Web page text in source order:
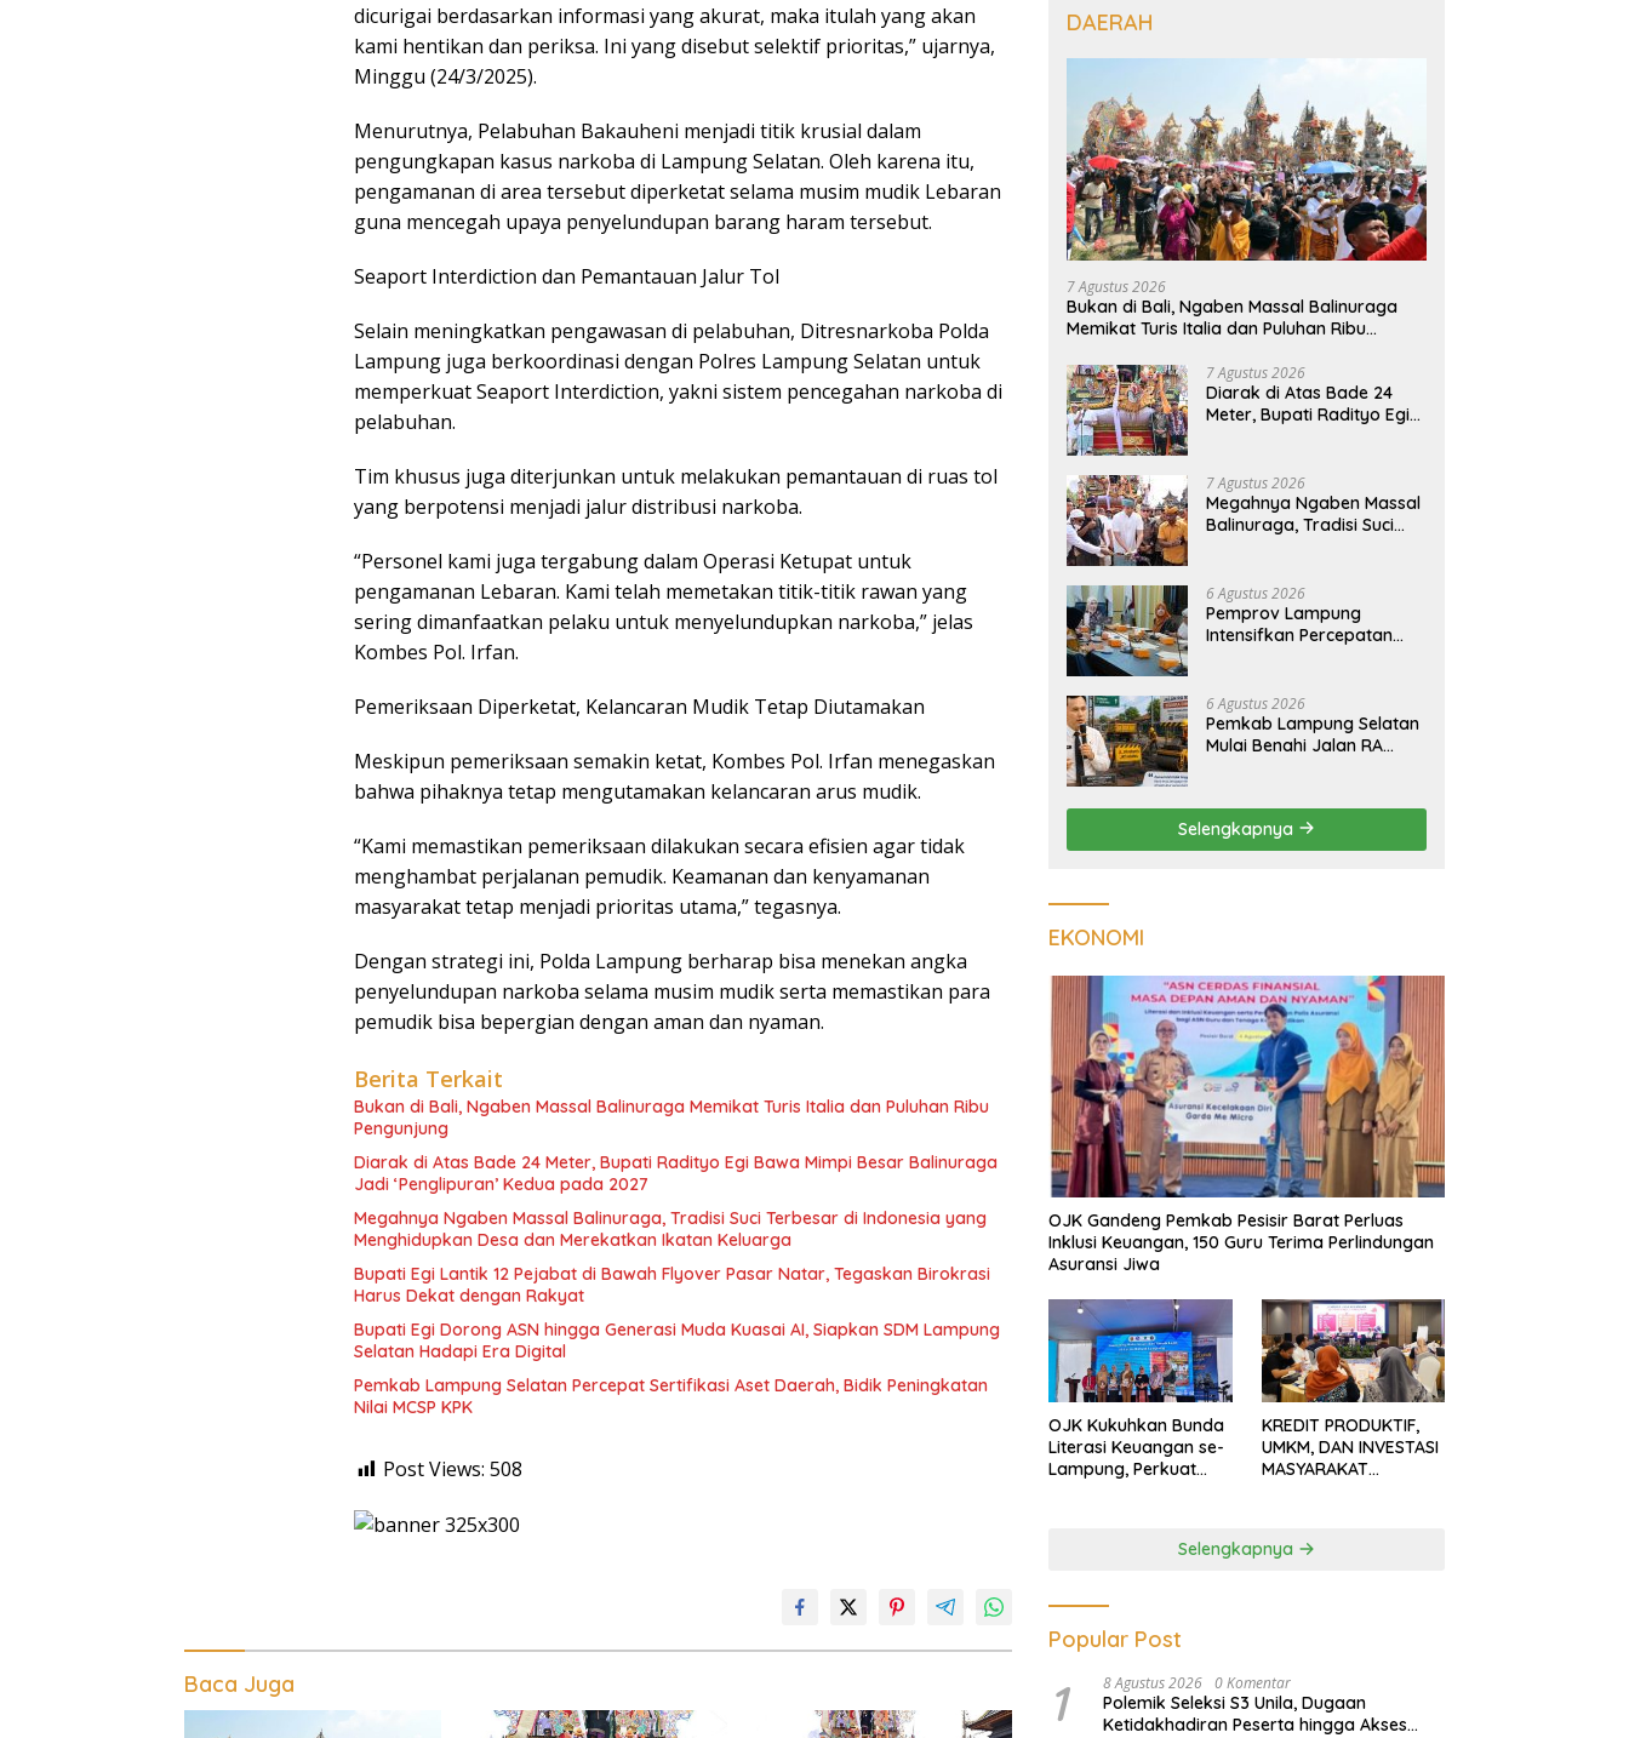
dicurigai berdasarkan informasi yang akurat, maka itulah yang akan
kami hentikan dan periksa. Ini yang disebut selektif prioritas,” ujarnya,
Minggu (24/3/2025).
Menurutnya, Pelabuhan Bakauheni menjadi titik krusial dalam
pengungkapan kasus narkoba di Lampung Selatan. Oleh karena itu,
pengamanan di area tersebut diperketat selama musim mudik Lebaran
guna mencegah upaya penyelundupan barang haram tersebut.
Seaport Interdiction dan Pemantauan Jalur Tol
Selain meningkatkan pengawasan di pelabuhan, Ditresnarkoba Polda
Lampung juga berkoordinasi dengan Polres Lampung Selatan untuk
memperkuat Seaport Interdiction, yakni sistem pencegahan narkoba di
pelabuhan.
Tim khusus juga diterjunkan untuk melakukan pemantauan di ruas tol
yang berpotensi menjadi jalur distribusi narkoba.
“Personel kami juga tergabung dalam Operasi Ketupat untuk
pengamanan Lebaran. Kami telah memetakan titik-titik rawan yang
sering dimanfaatkan pelaku untuk menyelundupkan narkoba,” jelas
Kombes Pol. Irfan.
Pemeriksaan Diperketat, Kelancaran Mudik Tetap Diutamakan
Meskipun pemeriksaan semakin ketat, Kombes Pol. Irfan menegaskan
bahwa pihaknya tetap mengutamakan kelancaran arus mudik.
“Kami memastikan pemeriksaan dilakukan secara efisien agar tidak
menghambat perjalanan pemudik. Keamanan dan kenyamanan
masyarakat tetap menjadi prioritas utama,” tegasnya.
Dengan strategi ini, Polda Lampung berharap bisa menekan angka
penyelundupan narkoba selama musim mudik serta memastikan para
pemudik bisa bepergian dengan aman dan nyaman.
Berita Terkait
Bukan di Bali, Ngaben Massal Balinuraga Memikat Turis Italia dan Puluhan Ribu
Pengunjung
Diarak di Atas Bade 24 Meter, Bupati Radityo Egi Bawa Mimpi Besar Balinuraga
Jadi ‘Penglipuran’ Kedua pada 2027
Megahnya Ngaben Massal Balinuraga, Tradisi Suci Terbesar di Indonesia yang
Menghidupkan Desa dan Merekatkan Ikatan Keluarga
Bupati Egi Lantik 12 Pejabat di Bawah Flyover Pasar Natar, Tegaskan Birokrasi
Harus Dekat dengan Rakyat
Bupati Egi Dorong ASN hingga Generasi Muda Kuasai AI, Siapkan SDM Lampung
Selatan Hadapi Era Digital
Pemkab Lampung Selatan Percepat Sertifikasi Aset Daerah, Bidik Peningkatan
Nilai MCSP KPK
Post Views: 508
Baca Juga
DAERAH
7 Agustus 2026
Bukan di Bali, Ngaben Massal Balinuraga
Memikat Turis Italia dan Puluhan Ribu
7 Agustus 2026
Diarak di Atas Bade 24
Meter, Bupati Radityo Egi
‘Penglipuran’ Kedua pada
2027
7 Agustus 2026
Megahnya Ngaben Massal
Balinuraga, Tradisi Suci
dan Merekatkan Ikatan
Keluarga
6 Agustus 2026
Pemprov Lampung
Intensifkan Percepatan
Tanggamus
6 Agustus 2026
Pemkab Lampung Selatan
Mulai Benahi Jalan RA
Demi Keselamatan
Pengguna Jalan
Selengkapnya
EKONOMI
OJK Gandeng Pemkab Pesisir Barat Perluas
Inklusi Keuangan, 150 Guru Terima Perlindungan
Asuransi Jiwa
OJK Kukuhkan Bunda
Literasi Keuangan se-
Lampung, Perkuat
KREDIT PRODUKTIF,
UMKM, DAN INVESTASI
MASYARAKAT
Selengkapnya
Popular Post
1 8 Agustus 2026 0 Komentar
Polemik Seleksi S3 Unila, Dugaan
Ketidakhadiran Peserta hingga Akses